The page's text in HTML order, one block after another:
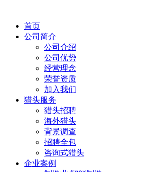
首页
公司简介
公司介绍
公司优势
经营理念
荣誉资质
加入我们
猎头服务
猎头招聘
海外猎头
背景调查
招聘全包
咨询式猎头
企业案例